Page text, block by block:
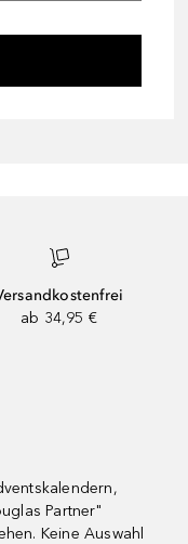
ab 34,95 €
Partner"
Keine Auswahl